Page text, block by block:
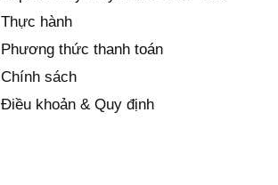
Thực hành
Phương thức thanh toán
Chính sách
Điều khoản & Quy định